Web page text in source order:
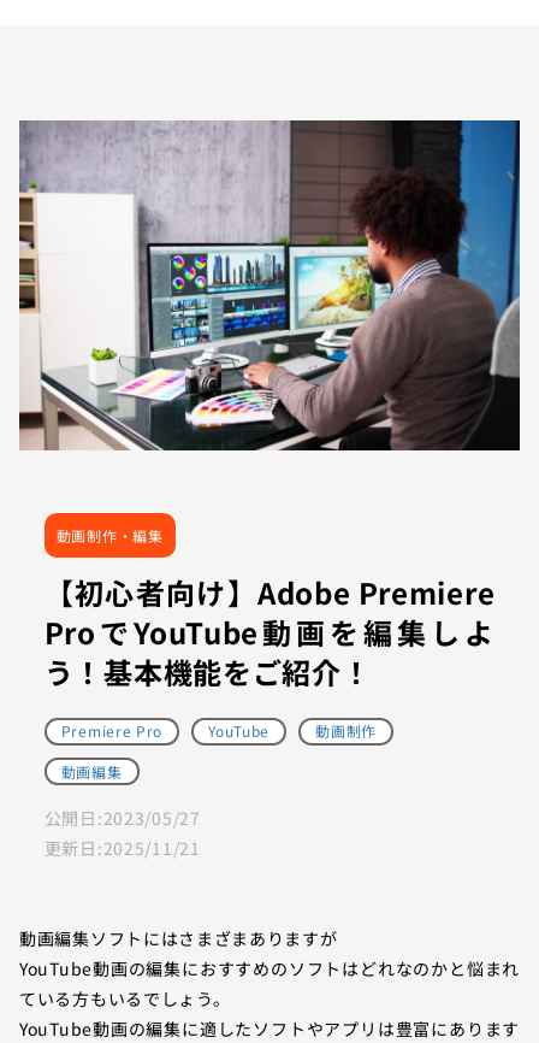
動画制作・編集
【初心者向け】Adobe Premiere
ProでYouTube動画を編集しよ
う！基本機能をご紹介！
Premiere Pro YouTube
動画制作
動画編集
公開日:2023/05/27
更新日:2025/11/21
動画編集ソフトにはさまざまありますが
YouTube動画の編集におすすめのソフトはどれなのかと悩まれ
ている方もいるでしょう。
YouTube動画の編集に適したソフトやアプリは豊富にあります